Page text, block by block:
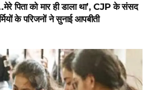
पिता को मार ही डाला था’, CJP के संसद
के परिजनों ने सुनाई आपबीती